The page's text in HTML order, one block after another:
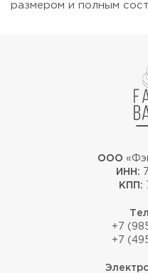
размером и полным
ООО
ИНН:
КПП:
+7
+7